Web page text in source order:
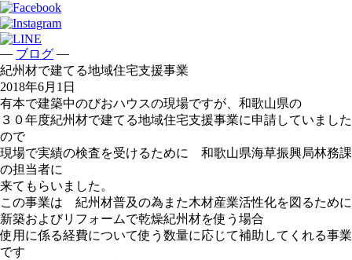
— ブログ —
紀州材で建てる地域住宅支援事業
2018年6月1日
有本で建築中のびおハウスの現場ですが、和歌山県の
３０年度紀州材で建てる地域住宅支援事業に申請していました
ので
現場で実績の検査を受けるために 和歌山県海草振興局林務課
の担当者に
来てもらいました。
この事業は 紀州材普及の為また木材産業活性化を図るために
新築およびリフォームで乾燥紀州材を使う場合
使用に係る経費について使う数量に応じて補助してくれる事業
です